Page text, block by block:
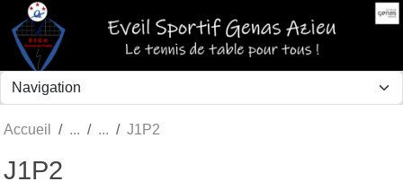
Accueil J1P2
J1P2
Panneau de gestion des cookies